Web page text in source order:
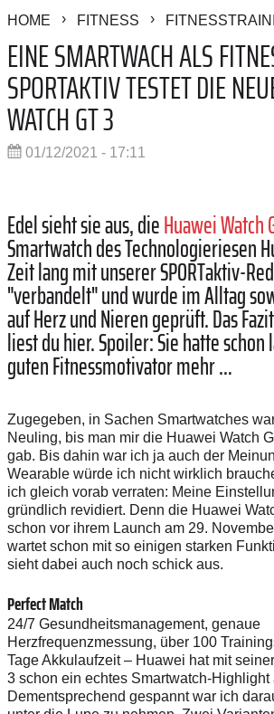
HOME FITNESS
EINE SMARTWACH ALS
SPORTAKTIV TESTET DIE
WATCH GT 3
01/12/2021 - 17:11
Edel sieht sie aus, dieHuawei Watch
Smartwatch des Technologieriesen
Zeit lang mit unserer SPORTaktiv-
"verbandelt" und wurde im Alltag
auf Herz und Nieren geprüft. Das
liest du hier. Spoiler: Sie hatte
guten Fitnessmotivator mehr …
Zugegeben, in Sachen Smartwatches
Neuling, bis man mir die Huawei Watch
gab. Bis dahin war ich ja auch der
Wearable würde ich nicht wirklich
ich gleich vorab verraten: Meine
gründlich revidiert. Denn die Huawei
schon vor ihrem Launch am 29.
wartet schon mit so einigen starken
sieht dabei auch noch schick aus.
Perfect Match
24/7 Gesundheitsmanagement, genaue
Herzfrequenzmessung, über 100
Tage Akkulaufzeit – Huawei hat mit
3 schon ein echtes Smartwatch-Highlight
Dementsprechend gespannt war ich